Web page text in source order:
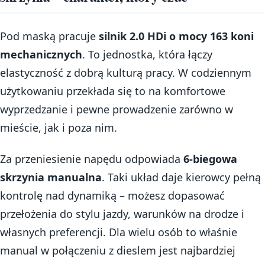
Pod maską pracuje silnik 2.0 HDi o mocy 163 koni
mechanicznych. To jednostka, która łączy
elastyczność z dobrą kulturą pracy. W codziennym
użytkowaniu przekłada się to na komfortowe
wyprzedzanie i pewne prowadzenie zarówno w
mieście, jak i poza nim.
Za przeniesienie napędu odpowiada 6-biegowa
skrzynia manualna. Taki układ daje kierowcy pełną
kontrolę nad dynamiką – możesz dopasować
przełożenia do stylu jazdy, warunków na drodze i
własnych preferencji. Dla wielu osób to właśnie
manual w połączeniu z dieslem jest najbardziej